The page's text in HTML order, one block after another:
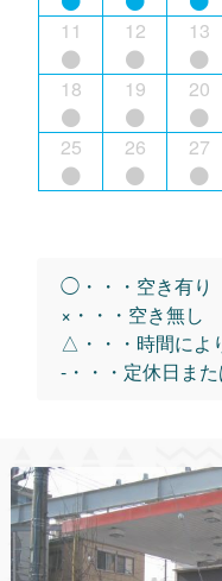
11 12 13
18 19 20
25 26 27
◯・・・空き有り
×・・・空き無し
△・・・時間によ
-・・・定休日ま